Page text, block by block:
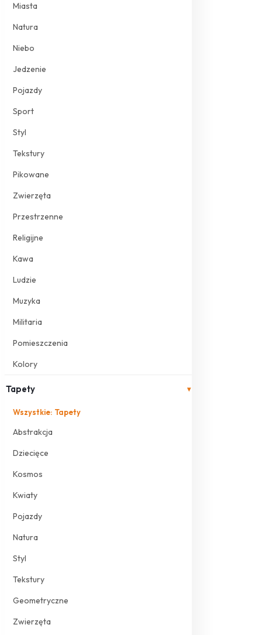
Miasta
Natura
Niebo
Jedzenie
Pojazdy
Sport
Styl
Tekstury
Pikowane
Zwierzęta
Przestrzenne
Religijne
Kawa
Ludzie
Muzyka
Militaria
Pomieszczenia
Kolory
Tapety ▾
Wszystkie: Tapety
Abstrakcja
Dziecięce
Kosmos
Kwiaty
Pojazdy
Natura
Styl
Tekstury
Geometryczne
Zwierzęta